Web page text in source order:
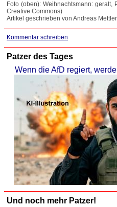
Foto (oben): Weihnachtsmann: geralt,
Creative Commons)
Artikel geschrieben von Andreas Mettler
Kommentar schreiben
Patzer des Tages
Wenn die AfD regiert,
Und noch mehr Patzer!